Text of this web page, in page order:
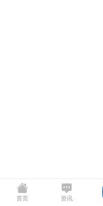
首页 资讯